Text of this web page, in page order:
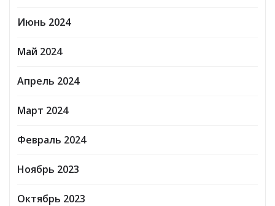
Июнь 2024
Май 2024
Апрель 2024
Март 2024
Февраль 2024
Ноябрь 2023
Октябрь 2023